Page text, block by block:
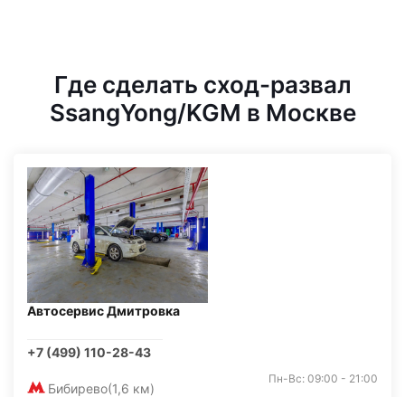
Где сделать сход-развал
SsangYong/KGM в Москве
Автосервис Дмитровка
+7 (499) 110-28-43
Бибирево(1,6 км)
Пн-Вс: 09:00 - 21:00